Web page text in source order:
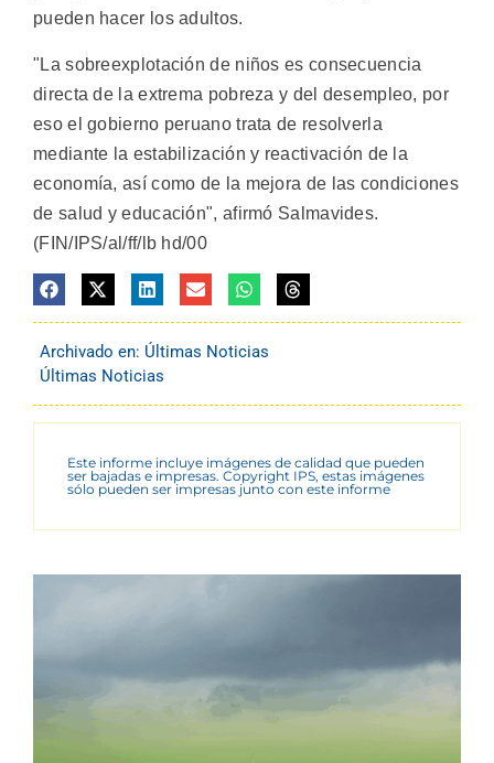
pueden hacer los adultos.
"La sobreexplotación de niños es consecuencia
directa de la extrema pobreza y del desempleo, por
eso el gobierno peruano trata de resolverla
mediante la estabilización y reactivación de la
economía, así como de la mejora de las condiciones
de salud y educación", afirmó Salmavides.
(FIN/IPS/al/ff/lb hd/00
Archivado en: Últimas Noticias
Últimas Noticias
Este informe incluye imágenes de calidad que pueden
ser bajadas e impresas. Copyright IPS, estas imágenes
sólo pueden ser impresas junto con este informe